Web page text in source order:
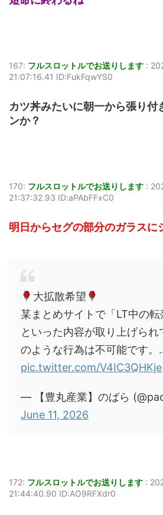
167: フルスロットルでお送りします :
21:07:16.41 ID:FukFqwYS0
カツ丼みたいに朝一から張り付
ンか？
170: フルスロットルでお送りします :
21:37:32.93 ID:aPAbFFxC0
明日からセグの部分のガラスに
大拡散希望
某まとめサイトで「LT中の転
といった内容が取り上げら
のような行為は不可能です
pic.twitter.com/V4IC3QHKje
— 【豊丸産業】のばら
June 11, 2026
172: フルスロットルでお送りします :
21:44:40.90 ID:AO9RFXdr0